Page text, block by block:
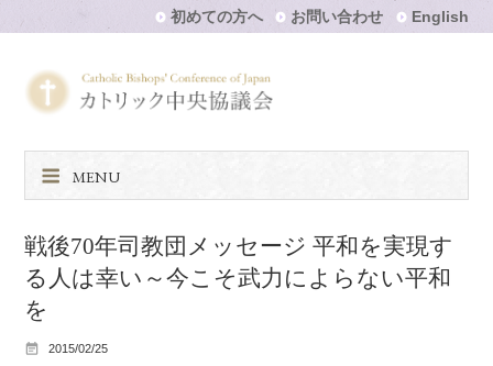
初めての方へ お問い合わせ English
MENU
戦後70年司教団メッセージ 平和を実現す
る人は幸い～今こそ武力によらない平和
を
2015/02/25